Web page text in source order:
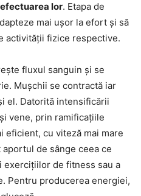
lor. Etapa de
mai ușor la efort și să
activității fizice respective.
fluxul sanguin și se
Mușchii se contractă iar
el. Datorită intensificării
vene, prin ramificațiile
eficient, cu viteză mai mare
de sânge ceea ce
exercițiilor de fitness sau a
Pentru producerea energiei,